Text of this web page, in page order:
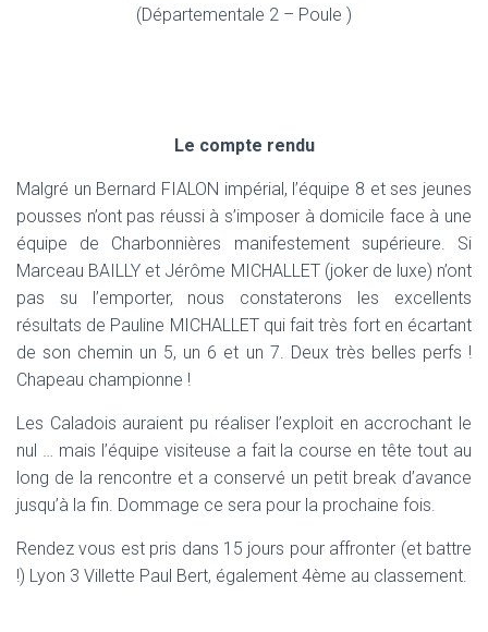
(Départementale 2 – Poule )
Le compte rendu
Malgré un Bernard FIALON impérial, l’équipe 8 et ses jeunes
pousses n’ont pas réussi à s’imposer à domicile face à une
équipe de Charbonnières manifestement supérieure. Si
Marceau BAILLY et Jérôme MICHALLET (joker de luxe) n’ont
pas su l’emporter, nous constaterons les excellents
résultats de Pauline MICHALLET qui fait très fort en écartant
de son chemin un 5, un 6 et un 7. Deux très belles perfs !
Chapeau championne !
Les Caladois auraient pu réaliser l’exploit en accrochant le
nul … mais l’équipe visiteuse a fait la course en tête tout au
long de la rencontre et a conservé un petit break d’avance
jusqu’à la fin. Dommage ce sera pour la prochaine fois.
Rendez vous est pris dans 15 jours pour affronter (et battre
!) Lyon 3 Villette Paul Bert, également 4ème au classement.